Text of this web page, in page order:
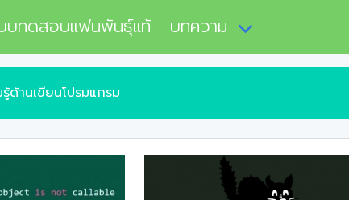
บทดสอบแฟนพันธุ์แท้ บทความ
ด้านเขียนโปรมแกรม